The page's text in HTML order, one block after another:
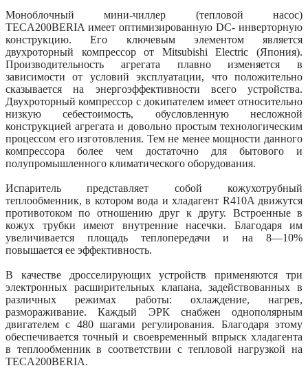
Моноблочный мини-чиллер (тепловой насос)
TECA200BERIA имеет оптимизированную DC- инверторную
конструкцию. Его ключевым элементом является
двухроторный компрессор от Mitsubishi Electric (Япония).
Производительность агрегата плавно изменяется в
зависимости от условий эксплуатации, что положительно
сказывается на энергоэффективности всего устройства.
Двухроторный компрессор с докипателем имеет относительно
низкую себестоимость, обусловленную несложной
конструкцией агрегата и довольно простым технологическим
процессом его изготовления. Тем не менее мощности данного
компрессора более чем достаточно для бытового и
полупромышленного климатического оборудования.
Испаритель представляет собой кожухотрубный
теплообменник, в котором вода и хладагент R410A движутся
противотоком по отношению друг к другу. Встроенные в
кожух трубки имеют внутренние насечки. Благодаря им
увеличивается площадь теплопередачи и на 8—10%
повышается ее эффективность.
В качестве дросселирующих устройств применяются три
электронных расширительных клапана, задействованных в
различных режимах работы: охлаждение, нагрев,
размораживание. Каждый ЭРК снабжен однополярным
двигателем с 480 шагами регулирования. Благодаря этому
обеспечивается точный и своевременный впрыск хладагента
в теплообменник в соответствии с тепловой нагрузкой на
TECA200BERIA.